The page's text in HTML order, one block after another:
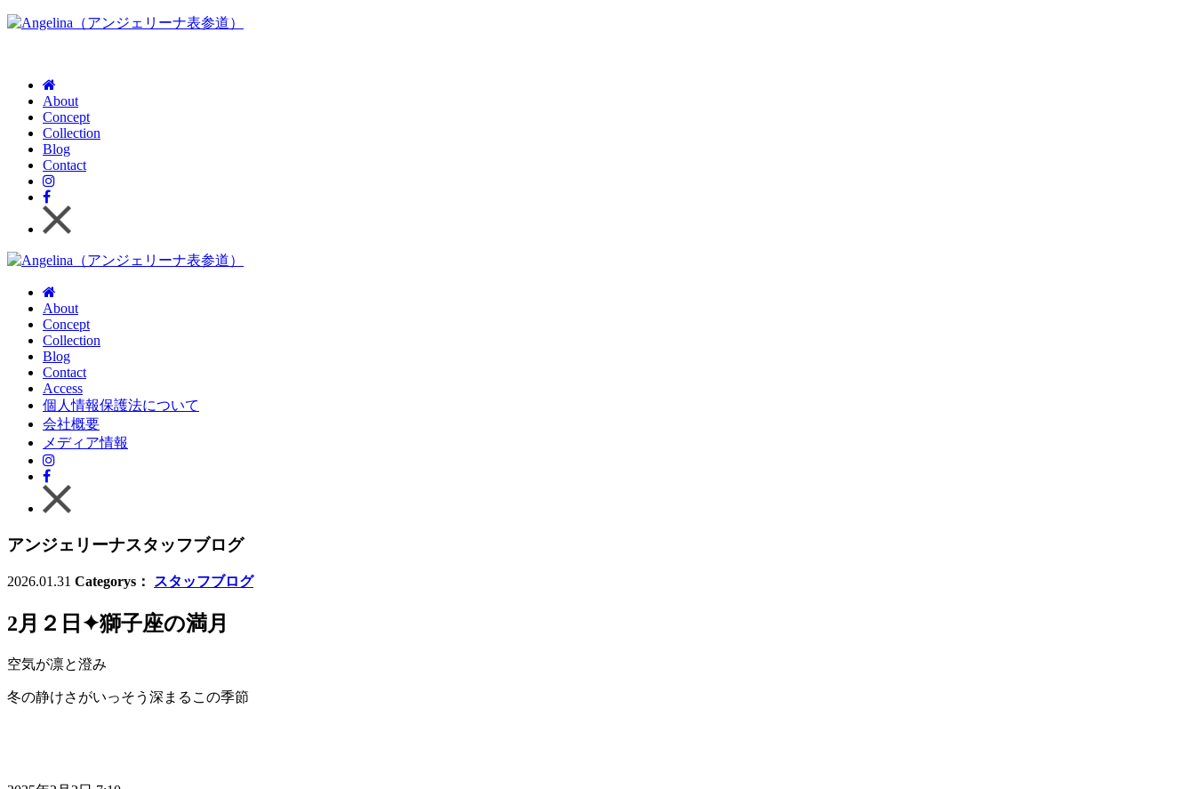
About
Concept
Collection
Blog
Contact
About
Concept
Collection
Blog
Contact
Access
個人情報保護法について
会社概要
メディア情報
アンジェリーナスタッフブログ
2026.01.31 Categorys： スタッフブログ
2月２日✦獅子座の満月
空気が凛と澄み
冬の静けさがいっそう深まるこの季節